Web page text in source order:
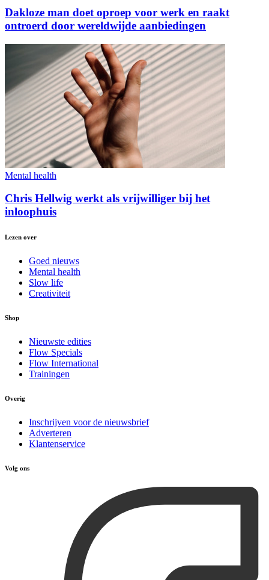
Dakloze man doet oproep voor werk en raakt
ontroerd door wereldwijde aanbiedingen
Mental health
Chris Hellwig werkt als vrijwilliger bij het
inloophuis
Lezen over
Goed nieuws
Mental health
Slow life
Creativiteit
Shop
Nieuwste edities
Flow Specials
Flow International
Trainingen
Overig
Inschrijven voor de nieuwsbrief
Adverteren
Klantenservice
Volg ons